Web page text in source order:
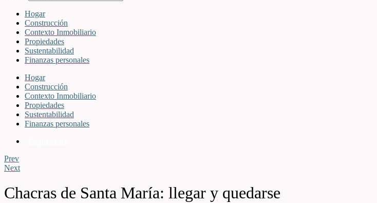
Hogar
Construcción
Contexto Inmobiliario
Propiedades
Sustentabilidad
Finanzas personales
Hogar
Construcción
Contexto Inmobiliario
Propiedades
Sustentabilidad
Finanzas personales
Prev
Next
Chacras de Santa María: llegar y quedarse